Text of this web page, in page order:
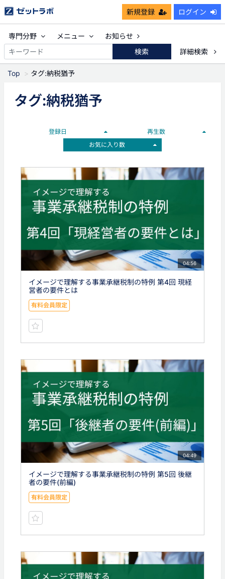
新規登録 ログイン
専門分野 メニュー
お知らせ
検索
詳細検索
Top タグ:納税猶予
タグ:納税猶予
登録日
再生数
お気に入り数
04:56
イメージで理解する事業承継税制の特例 第4回 現経
営者の要件とは
有料会員限定
04:49
イメージで理解する事業承継税制の特例 第5回 後継
者の要件(前編)
有料会員限定